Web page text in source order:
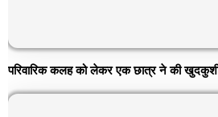
परिवारिक कलह को लेकर एक छात्र ने की